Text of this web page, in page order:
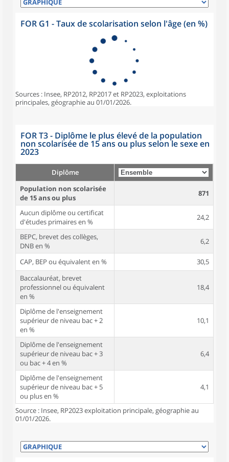
FOR G1 - Taux de scolarisation selon l'âge (en %)
Sources : Insee, RP2012, RP2017 et RP2023, exploitations
principales, géographie au 01/01/2026.
FOR T3 - Diplôme le plus élevé de la population
non scolarisée de 15 ans ou plus selon le sexe en
2023
Diplôme
Population non scolarisée
de 15 ans ou plus
871
Aucun diplôme ou certificat
d'études primaires en %
24,2
BEPC, brevet des collèges,
DNB en %
6,2
CAP, BEP ou équivalent en %
30,5
Baccalauréat, brevet
professionnel ou équivalent
en %
18,4
Diplôme de l'enseignement
supérieur de niveau bac + 2
en %
10,1
Diplôme de l'enseignement
supérieur de niveau bac + 3
ou bac + 4 en %
6,4
Diplôme de l'enseignement
supérieur de niveau bac + 5
ou plus en %
4,1
Source : Insee, RP2023 exploitation principale, géographie au
01/01/2026.